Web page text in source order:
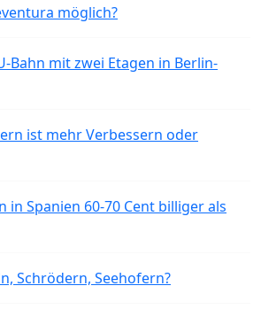
möglich?
Bahn mit zwei Etagen in Berlin-
ist mehr Verbessern oder
in Spanien 60-70 Cent billiger als
Schrödern, Seehofern?